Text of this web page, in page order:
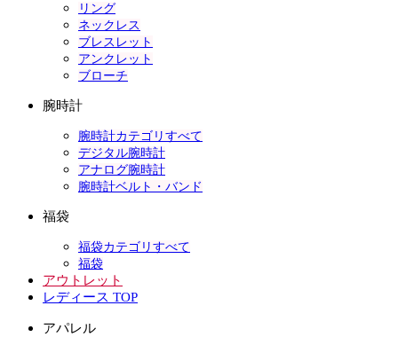
リング
ネックレス
ブレスレット
アンクレット
ブローチ
腕時計
腕時計カテゴリすべて
デジタル腕時計
アナログ腕時計
腕時計ベルト・バンド
福袋
福袋カテゴリすべて
福袋
アウトレット
レディース TOP
アパレル